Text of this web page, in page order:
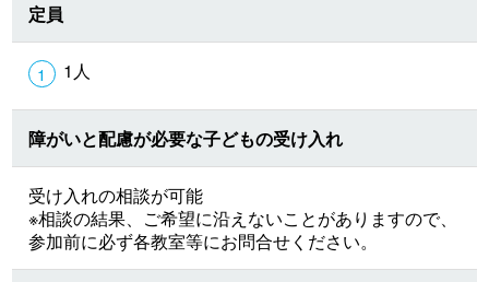
定員
1人
障がいと配慮が必要な子どもの受け入れ
受け入れの相談が可能
※相談の結果、ご希望に沿えないことがありますので、
参加前に必ず各教室等にお問合せください。